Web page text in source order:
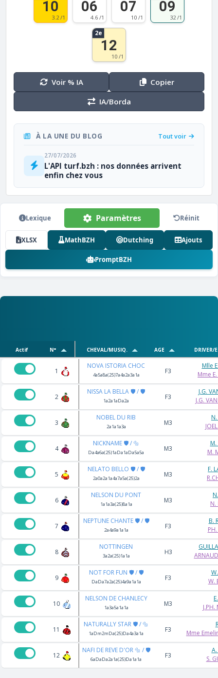
10
3.2 /1
06
4.6 /1
07
10 /1
09
32 /1
2e
12
10 /1
Voir % IA
Copier
IA/Borda
À LA UNE DU BLOG Tout voir
27/07/2026
L'API turf.bzh : nos données arrivent
enfin chez vous
Lexique Paramètres Réinit
XLSX MathBZH Dutching Ajouts
PromptBZH
Actif N° CHEVAL/MUSIQ. AGE DRIVER/
1
NOVA ISTORIA CHOC
4a5a8a(25)7a4a2a3a1a F3
Mlle
Mme E.
2
NISSA LA BELLA 🛡️ / 🛡️
1a2a1aDa2a F3
J.G.
J.G.
3
NOBEL DU RIB
2a1a1a3a M3
N.
4
NICKNAME 🛡️ / 🔩
Da4a6a(25)1aDa1aDa5a5a M3
M.
M.
5
NELATO BELLO 🛡️ / 🛡️
2a0a2a1a4a7a5a(25)2a M3
F.
6
NELSON DU PONT
1a1a3a(25)8a1a M3
N.
7
NEPTUNE CHANTE 🛡️ / 🛡️
2a4a9a1a1a F3
B.
8
NOTTINGEN
3a2a(25)1a1a H3
9
NOT FOR FUN 🛡️ / 🛡️
DaDa7a2a(25)4a9a1a1a F3
W.
10
NELSON DE CHANLECY
1a3a5a1a1a M3
11
NATURALLY STAR 🛡️ / 🔩
1aDm2mDa(25)Da4a3a1a F3
Mme
12
NAFI DE REVE D'OR 🔩 / 🛡️
6aDaDa2a1a(25)Da1a1a F3
A.
S.